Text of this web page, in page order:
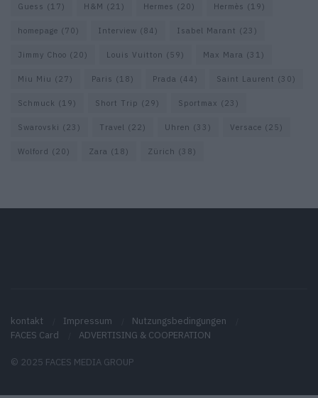
Guess (17) H&M (21) Hermes (20) Hermès (19)
homepage (70) Interview (84) Isabel Marant (23)
Jimmy Choo (20) Louis Vuitton (59) Max Mara (31)
Miu Miu (27) Paris (18) Prada (44) Saint Laurent (30)
Schmuck (19) Short Trip (29) Sportmax (23)
Swarovski (23) Travel (22) Uhren (33) Versace (25)
Wolford (20) Zara (18) Zürich (38)
kontakt Impressum
Nutzungsbedingungen
FACES Card
ADVERTISING & COOPERATION
© 2025 FACES MEDIA GROUP